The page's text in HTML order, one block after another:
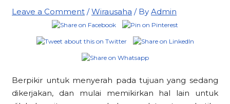
Leave a Comment /Wirausaha / ByAdmin
Berpikir untuk menyerah pada tujuan yang sedang
dikerjakan, dan mulai memikirkan hal lain untuk